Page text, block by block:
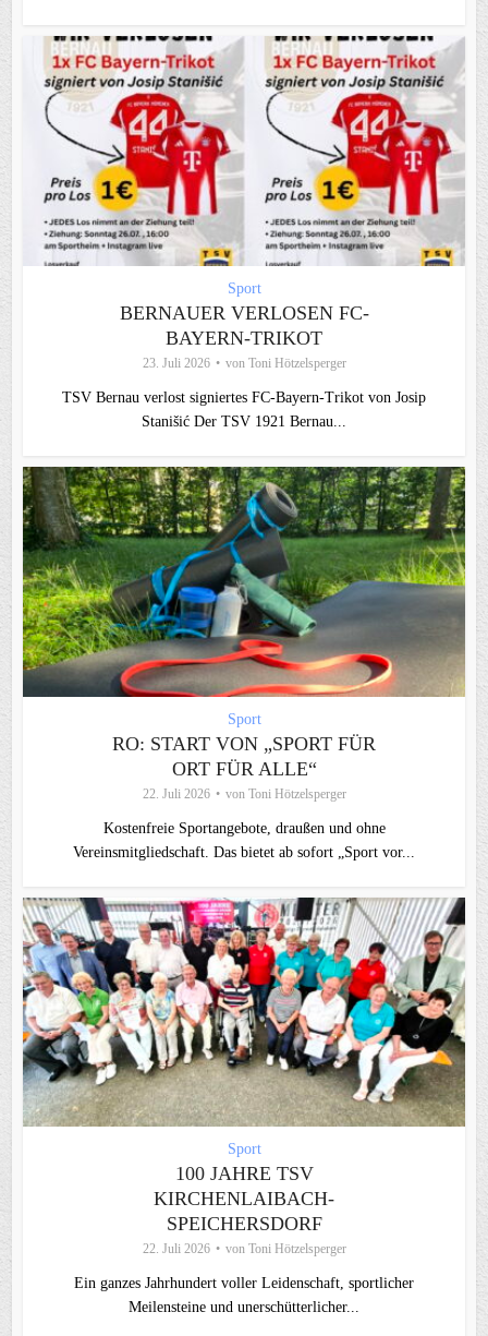
Sport
BERNAUER VERLOSEN FC-
BAYERN-TRIKOT
23. Juli 2026 von Toni Hötzelsperger
TSV Bernau verlost signiertes FC‑Bayern‑Trikot von Josip
Stanišić Der TSV 1921 Bernau...
Sport
RO: START VON „SPORT FÜR
ORT FÜR ALLE“
22. Juli 2026 von Toni Hötzelsperger
Kostenfreie Sportangebote, draußen und ohne
Vereinsmitgliedschaft. Das bietet ab sofort „Sport vor...
Sport
100 JAHRE TSV
KIRCHENLAIBACH-
SPEICHERSDORF
22. Juli 2026 von Toni Hötzelsperger
Ein ganzes Jahrhundert voller Leidenschaft, sportlicher
Meilensteine und unerschütterlicher...